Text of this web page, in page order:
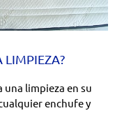
LIMPIEZA?
una limpieza en su
enchufe y